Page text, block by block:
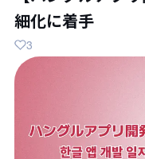
細化に着手
3